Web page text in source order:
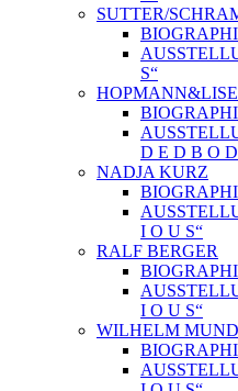
SUTTER/
S“
D E D B O
NADJA KURZ
I O U S“
RALF BERGER
I O U S“
WILHELM